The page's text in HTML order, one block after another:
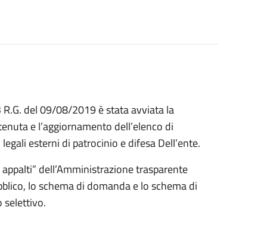
del 09/08/2019 è stata avviata la
e l’aggiornamento dell’elenco di
esterni di patrocinio e difesa Dell’ente.
dell’Amministrazione trasparente
lo schema di domanda e lo schema di
selettivo.